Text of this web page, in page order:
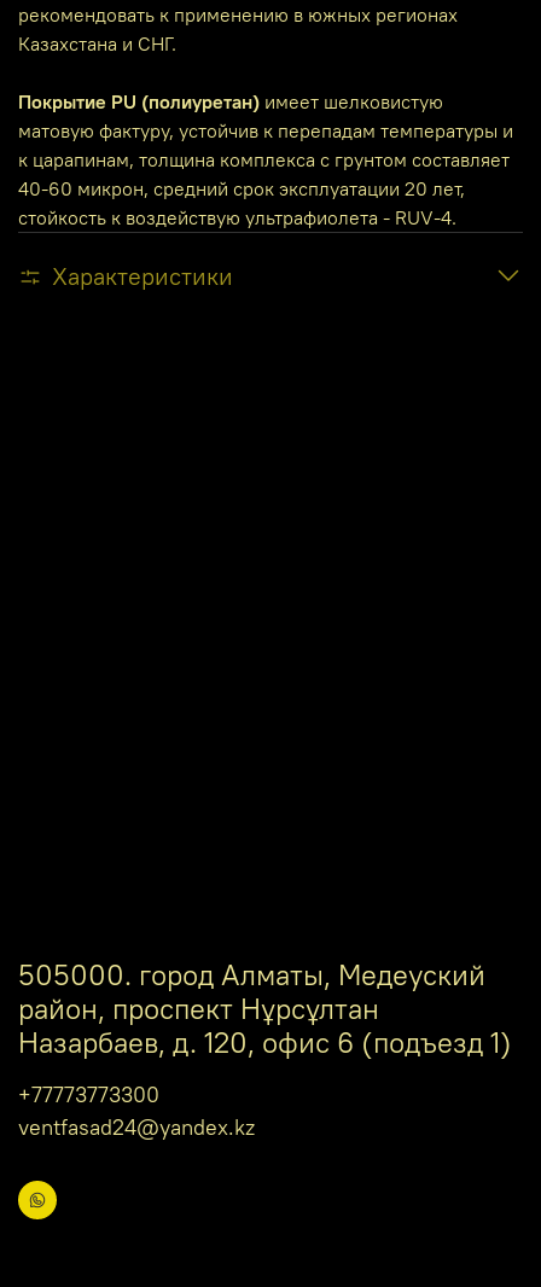
рекомендовать к применению в южных регионах
Казахстана и СНГ.
Покрытие PU (полиуретан) имеет шелковистую
матовую фактуру, устойчив к перепадам температуры и
к царапинам, толщина комплекса с грунтом составляет
40-60 микрон, средний срок эксплуатации 20 лет,
стойкость к воздействую ультрафиолета - RUV-4.
Характеристики
505000. город Алматы, Медеуский
район, проспект Нұрсұлтан
Назарбаев, д. 120, офис 6 (подъезд 1)
+77773773300
ventfasad24@yandex.kz